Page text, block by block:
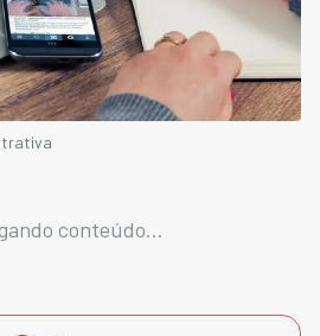
conteúdo...